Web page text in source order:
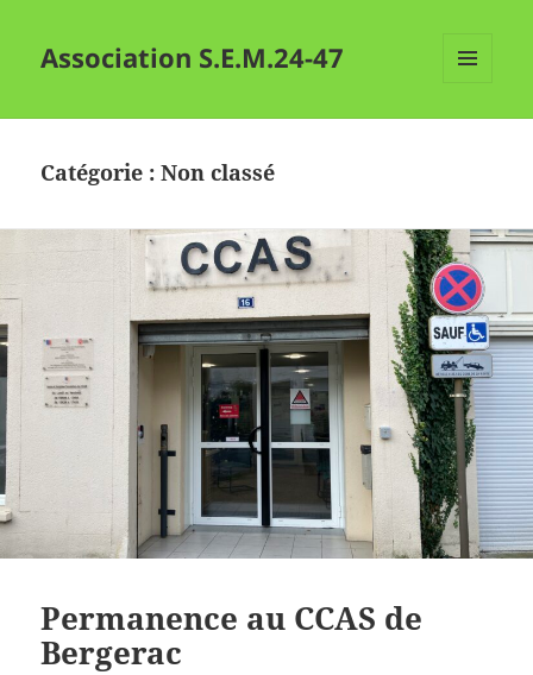
Association S.E.M.24-47
Catégorie :Non classé
Permanence au CCAS de
Bergerac